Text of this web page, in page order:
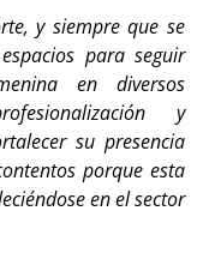
y siempre que se
para seguir
en diversos
y
su presencia
porque esta
en el sector